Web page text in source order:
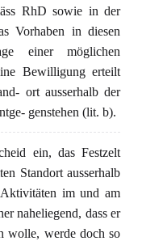
RhD sowie in der
Vorhaben in diesen
einer möglichen
Bewilligung erteilt
ort ausserhalb der
genstehen (lit. b).
ein, das Festzelt
Standort ausserhalb
im und am
naheliegend, dass er
wolle, werde doch so